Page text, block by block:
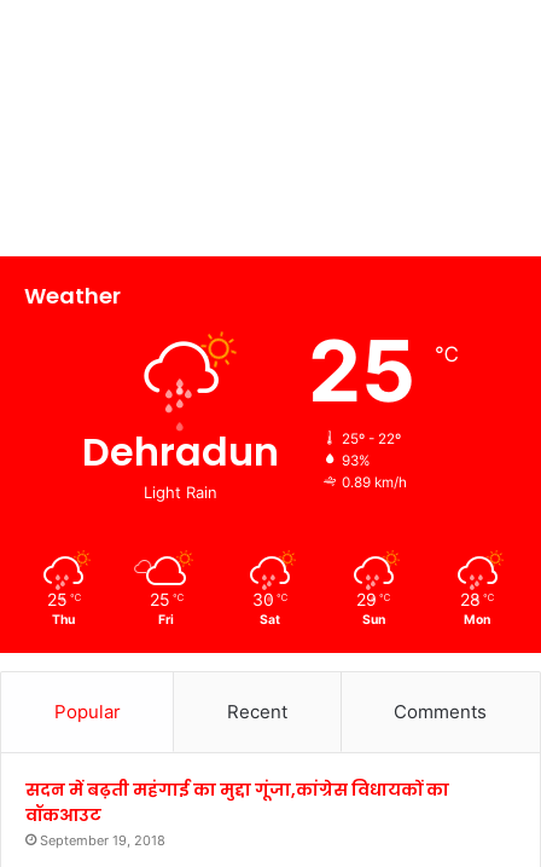
Weather
Dehradun
Light Rain
25 ℃
25º - 22º
93%
0.89 km/h
25 ℃
Thu
25 ℃
Fri
30 ℃
Sat
29 ℃
Sun
28 ℃
Mon
Popular Recent Comments
सदन में बढ़ती महंगाई का मुद्दा गूंजा,कांग्रेस विधायकों का
वॉकआउट
September 19, 2018